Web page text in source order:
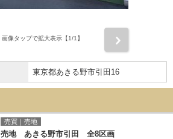
画像タップで拡大表示【1/1】
東京都あきる野市引田16
売買｜売地
売地 あきる野市引田 全8区画